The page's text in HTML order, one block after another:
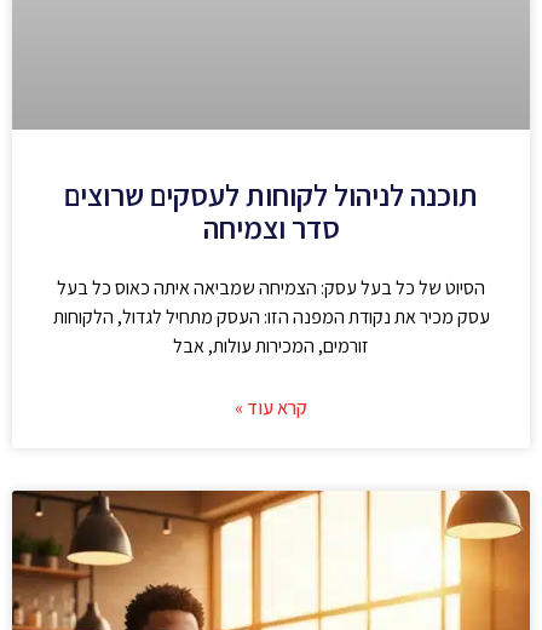
תוכנה לניהול לקוחות לעסקים שרוצים
סדר וצמיחה
הסיוט של כל בעל עסק: הצמיחה שמביאה איתה כאוס כל בעל
עסק מכיר את נקודת המפנה הזו: העסק מתחיל לגדול, הלקוחות
זורמים, המכירות עולות, אבל
קרא עוד »